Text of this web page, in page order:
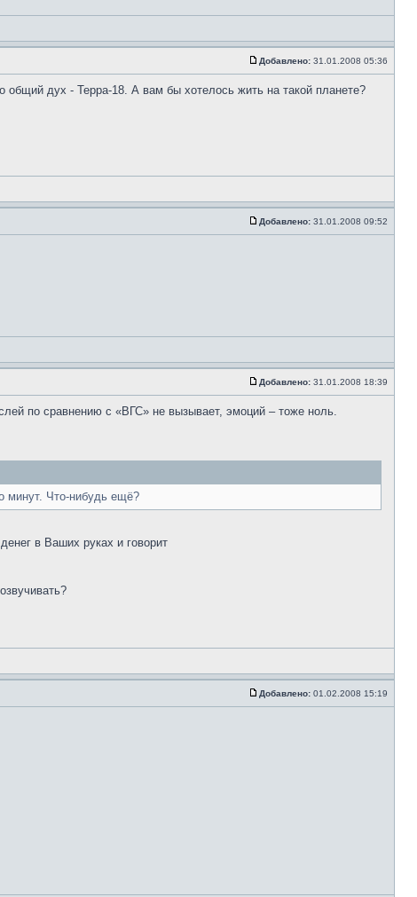
Добавлено: 31.01.2008 05:36
дух - Терра-18. А вам бы хотелось жить на такой планете?
Добавлено: 31.01.2008 09:52
Добавлено: 31.01.2008 18:39
по сравнению с «ВГС» не вызывает, эмоций – тоже ноль.
минут. Что-нибудь ещё?
в Ваших руках и говорит
Добавлено: 01.02.2008 15:19